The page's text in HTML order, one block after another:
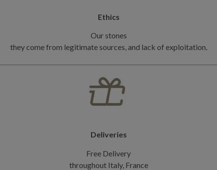
Ethics
Our stones
they come from legitimate sources, and lack of exploitation.
Deliveries
Free Delivery
throughout Italy, France